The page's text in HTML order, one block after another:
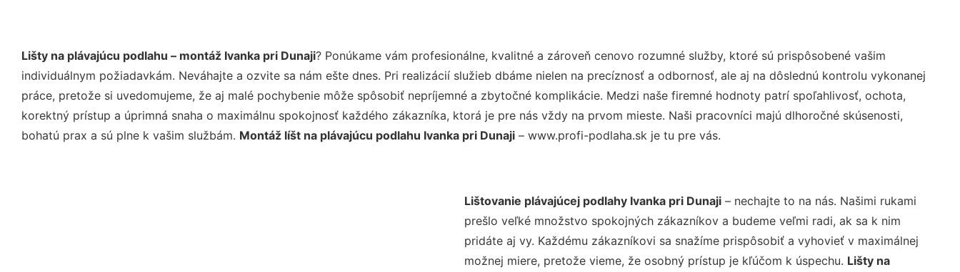
Lišty na plávajúcu podlahu – montáž Ivanka pri Dunaji? Ponúkame vám profesionálne, kvalitné a zároveň cenovo rozumné služby, ktoré sú prispôsobené vašim
individuálnym požiadavkám. Neváhajte a ozvite sa nám ešte dnes. Pri realizácií služieb dbáme nielen na precíznosť a odbornosť, ale aj na dôslednú kontrolu vykonanej
práce, pretože si uvedomujeme, že aj malé pochybenie môže spôsobiť nepríjemné a zbytočné komplikácie. Medzi naše firemné hodnoty patrí spoľahlivosť, ochota,
korektný prístup a úprimná snaha o maximálnu spokojnosť každého zákazníka, ktorá je pre nás vždy na prvom mieste. Naši pracovníci majú dlhoročné skúsenosti,
bohatú prax a sú plne k vašim službám. Montáž líšt na plávajúcu podlahu Ivanka pri Dunaji – www.profi-podlaha.sk je tu pre vás.
Lištovanie plávajúcej podlahy Ivanka pri Dunaji– nechajte to na nás. Našimi rukami
prešlo veľké množstvo spokojných zákazníkov a budeme veľmi radi, ak sa k nim
pridáte aj vy. Každému zákazníkovi sa snažíme prispôsobiť a vyhovieť v maximálnej
možnej miere, pretože vieme, že osobný prístup je kľúčom k úspechu. Lišty na